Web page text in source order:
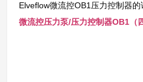
Elveflow微流控OB1压力控制器
微流控压力泵/压力控制器OB1（